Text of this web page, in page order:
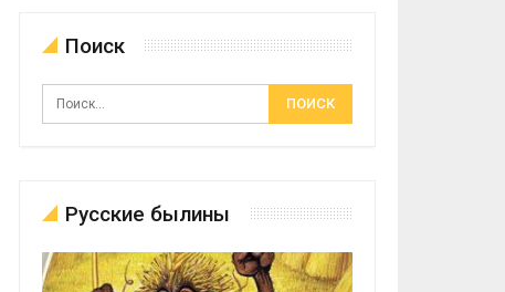
Поиск
Русские былины